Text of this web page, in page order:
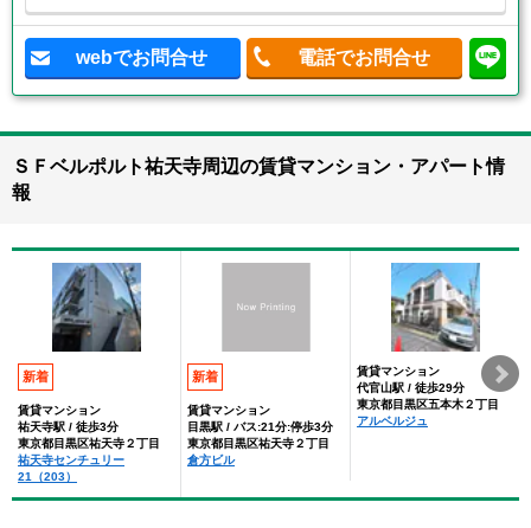
webでお問合せ 電話でお問合せ
ＳＦベルポルト祐天寺周辺の賃貸マンション・アパート情
報
新着
賃貸マンション
祐天寺駅 / 徒歩3分
東京都目黒区祐天寺２丁目
祐天寺センチュリー
21（203）
新着
賃貸マンション
目黒駅 / バス:21分:停歩3分
東京都目黒区祐天寺２丁目
倉方ビル
賃貸マンション
代官山駅 / 徒歩29分
東京都目黒区五本木２丁目
アルベルジュ